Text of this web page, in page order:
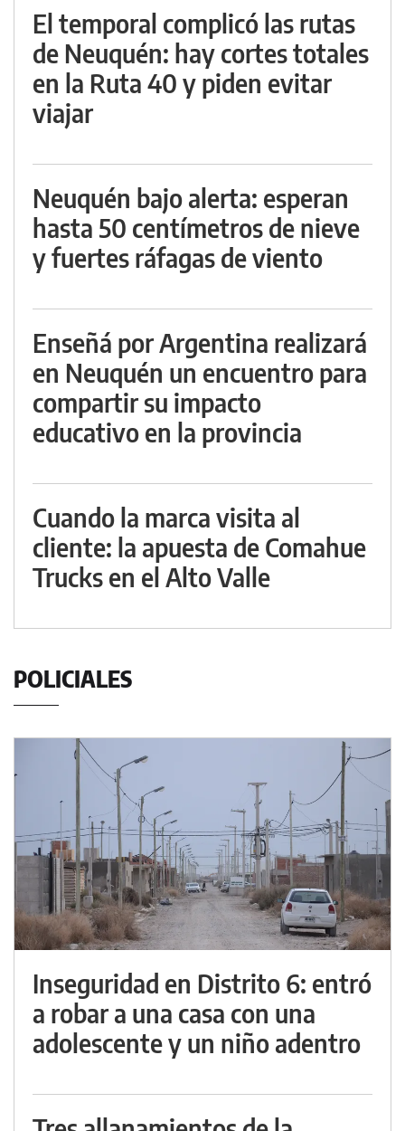
El temporal complicó las rutas
de Neuquén: hay cortes totales
en la Ruta 40 y piden evitar
viajar
Neuquén bajo alerta: esperan
hasta 50 centímetros de nieve
y fuertes ráfagas de viento
Enseñá por Argentina realizará
en Neuquén un encuentro para
compartir su impacto
educativo en la provincia
Cuando la marca visita al
cliente: la apuesta de Comahue
Trucks en el Alto Valle
POLICIALES
Inseguridad en Distrito 6: entró
a robar a una casa con una
adolescente y un niño adentro